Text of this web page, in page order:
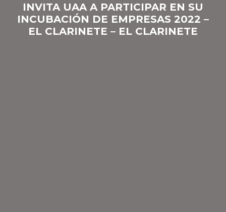
INVITA UAA A PARTICIPAR EN SU
INCUBACIÓN DE EMPRESAS 2022 –
EL CLARINETE – EL CLARINETE